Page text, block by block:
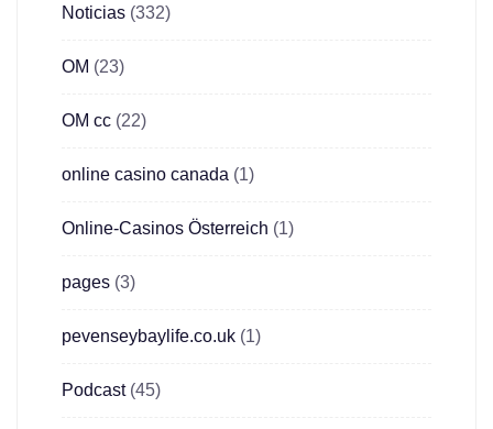
Noticias (332)
OM (23)
OM cc (22)
online casino canada (1)
Online-Casinos Österreich (1)
pages (3)
pevenseybaylife.co.uk (1)
Podcast(45)